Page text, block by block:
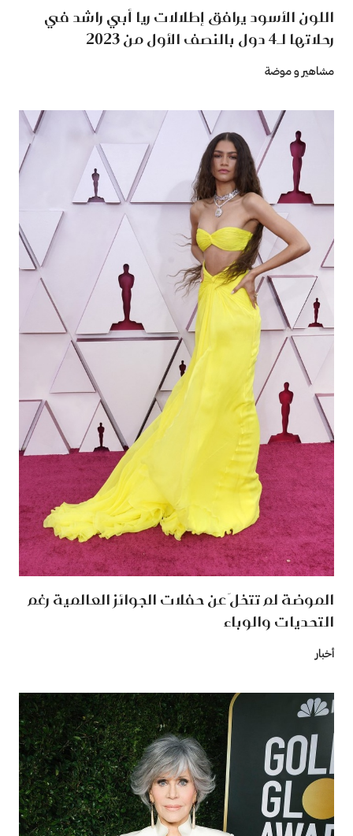
اللون الأسود يرافق إطلالات ريا أبي راشد في
رحلاتها لـ4 دول بالنصف الأول من 2023
مشاهير و موضة
الموضة لم تتخلَ عن حفلات الجوائز العالمية رغم
التحديات والوباء
أخبار